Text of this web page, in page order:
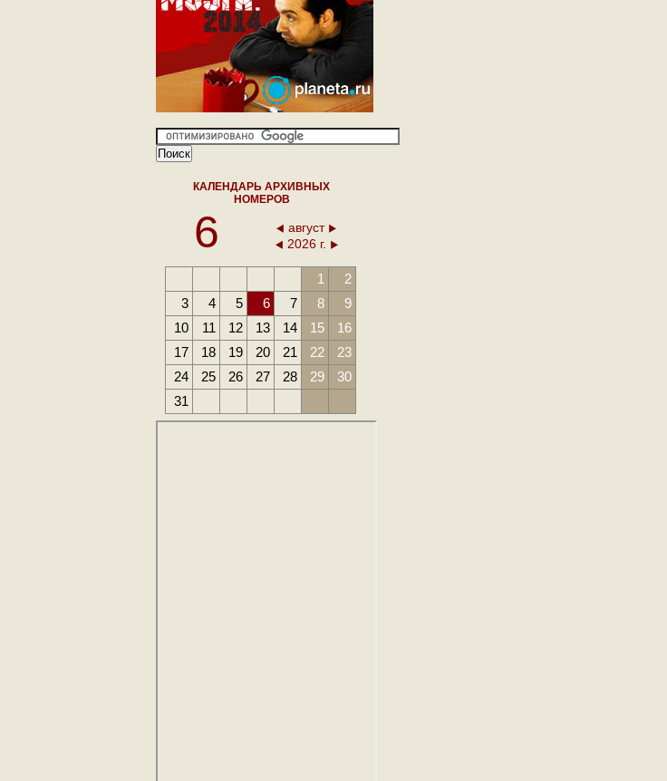
КАЛЕНДАРЬ АРХИВНЫХ
НОМЕРОВ
6
август
2026 г.
1
2
3
4 5 6 7 8
9
10
11 12 13 14 15
16
17
18 19 20 21 22
23
24
25 26 27 28 29
30
31